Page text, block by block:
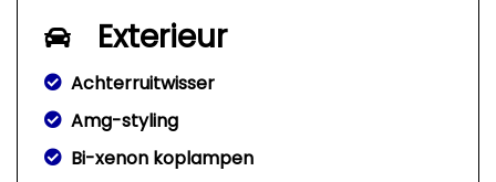
Exterieur
Achterruitwisser
Amg-styling
Bi-xenon koplampen